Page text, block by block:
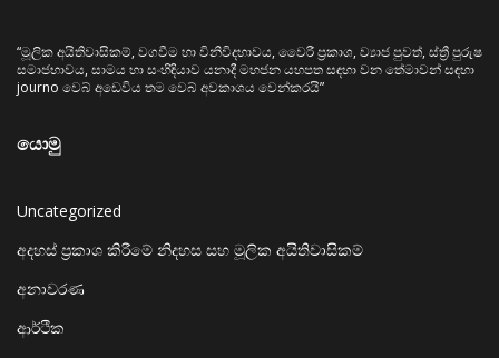
“මූලික අයිතිවාසිකම්, වගවීම හා විනිවිදභාවය, වෛරී ප්‍රකාශ, ව්‍යාජ පුවත්, ස්ත්‍රී පුරුෂ
සමාජභාවය, සාමය හා සංහිඳියාව යනාදී මහජන යහපත සඳහා වන තේමාවන් සඳහා
journo වෙබ් අඩෙවිය තම වෙබ් අවකාශය වෙන්කරයි”
යොමු
Uncategorized
අදහස් ප්‍රකාශ කිරීමේ නිදහස සහ මූලික අයිතිවාසිකම්
අනාවරණ
ආර්ථික